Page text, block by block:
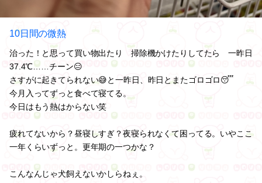
10日間の微熱
治った！と思って買い物出たり 掃除機かけたりしてたら 一昨日
37.4℃……チーン😑
さすがに起きてられない😅と一昨日、昨日とまたゴロゴロ😴
今月入ってずっと食べて寝てる。
今日はもう熱はからない笑
疲れてないから？昼寝しすぎ？夜寝られなくて困ってる。いやここ
一年くらいずっと。更年期の一つかな？
こんなんじゃ犬飼えないかしらねぇ。